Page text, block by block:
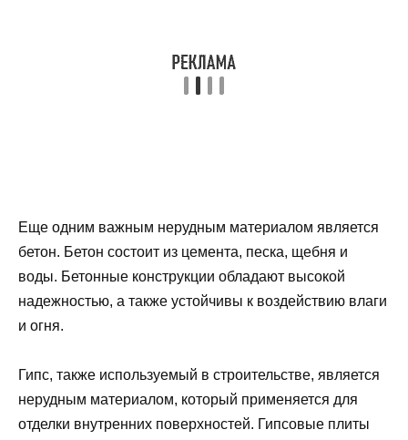
Еще одним важным нерудным материалом является
бетон. Бетон состоит из цемента, песка, щебня и
воды. Бетонные конструкции обладают высокой
надежностью, а также устойчивы к воздействию влаги
и огня.
Гипс, также используемый в строительстве, является
нерудным материалом, который применяется для
отделки внутренних поверхностей. Гипсовые плиты